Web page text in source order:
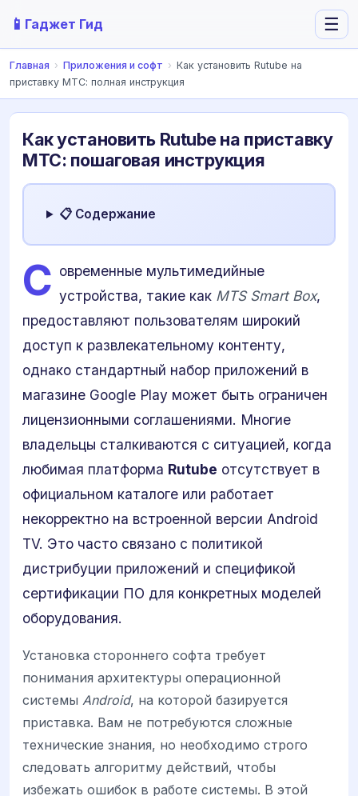
📱 Гаджет Гид ☰
Главная › Приложения и софт › Как установить Rutube на
приставку МТС: полная инструкция
Как установить Rutube на приставку
МТС: пошаговая инструкция
📋 Содержание
С овременные мультимедийные
устройства, такие как MTS Smart Box,
предоставляют пользователям широкий
доступ к развлекательному контенту,
однако стандартный набор приложений в
магазине Google Play может быть ограничен
лицензионными соглашениями. Многие
владельцы сталкиваются с ситуацией, когда
любимая платформа Rutube отсутствует в
официальном каталоге или работает
некорректно на встроенной версии Android
TV. Это часто связано с политикой
дистрибуции приложений и спецификой
сертификации ПО для конкретных моделей
оборудования.
Установка стороннего софта требует
понимания архитектуры операционной
системы Android, на которой базируется
приставка. Вам не потребуются сложные
технические знания, но необходимо строго
следовать алгоритму действий, чтобы
избежать ошибок в работе системы. В этой